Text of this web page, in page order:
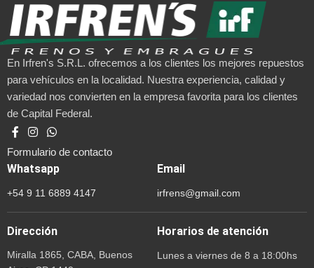
En Irfren's S.R.L. ofrecemos a los clientes los mejores repuestos
para vehículos en la localidad. Nuestra experiencia, calidad y
variedad nos convierten en la empresa favorita para los clientes
de Capital Federal.
Formulario de contacto
Whatsapp
+54 9 11 6889 4147
Email
irfrens@gmail.com
Dirección
Miralla 1865, CABA, Buenos
Horarios de atención
Lunes a viernes de 8 a 18:00hs